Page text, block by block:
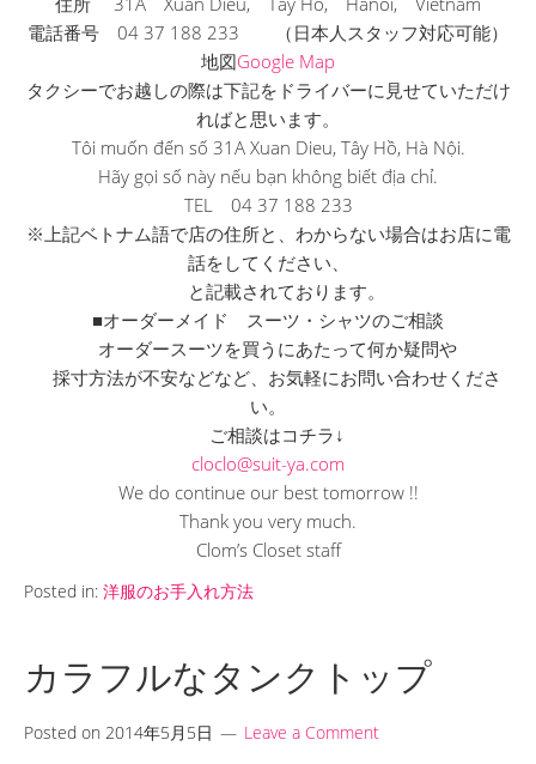
電話番号 04 37 188 233 （日本人スタッフ対応可能）
地図Google Map
タクシーでお越しの際は下記をドライバーに見せていただけ
ればと思います。
Tôi muốn đến số 31A Xuan Dieu, Tây Hồ, Hà Nội.
Hãy gọi số này nếu bạn không biết địa chỉ.
TEL 04 37 188 233
※上記ベトナム語で店の住所と、 わからない場合はお店に電
話をしてください、
と記載されております。
■オーダーメイド スーツ・シャツのご相談
オーダースーツを買うにあたって何か疑問や
採寸方法が不安などなど、お気軽にお問い合わせくださ
い。
ご相談はコチラ↓
cloclo@suit-ya.com
We do continue our best tomorrow !!
Thank you very much.
Clom’s Closet staff
Posted in: 洋服のお手入れ方法
カラフルなタンクトップ
Posted on 2014年5月5日 Leave a Comment